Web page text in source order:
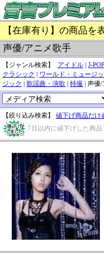
【在庫有り】の商品を
声優/アニメ歌手
【ジャンル検索】 アイドル | J-POP
クラシック | ワールド・ミュージッ
ジック | 歌謡曲・演歌 | 特撮 | 声優/
【絞り込み検索】 値下げ商品だけ
7日以内に値下げした商